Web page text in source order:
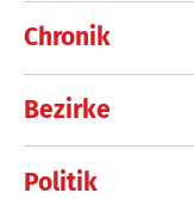
Chronik
Bezirke
Politik